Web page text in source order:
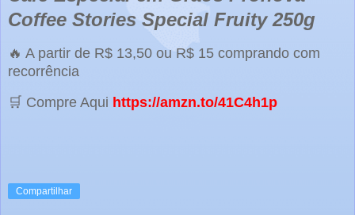
Coffee Stories Special Fruity 250g
🔥 A partir de R$ 13,50 ou R$ 15 comprando com
recorrência
🛒 Compre Aqui https://amzn.to/41C4h1p
Compartilhar